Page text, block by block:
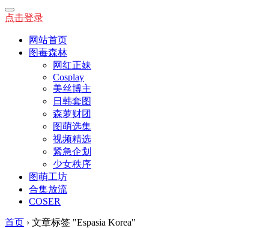
点击登录
网站首页
图毒森林
网红正妹
Cosplay
美丝博主
日韩套图
森萝财团
图萌选集
视频精选
紧急企划
少女秩序
图萌工坊
合集放流
COSER
首页 › 文章标签 "Espasia Korea"